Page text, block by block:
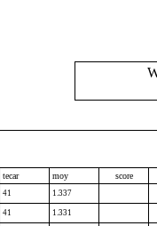
tecar moy score
41 1.337
41 1.331